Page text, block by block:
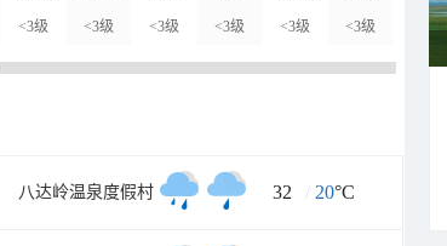
<3级 <3级 <3级 <3级 <3级 <3级 <3级
八达岭温泉度假村 32 / 20°C